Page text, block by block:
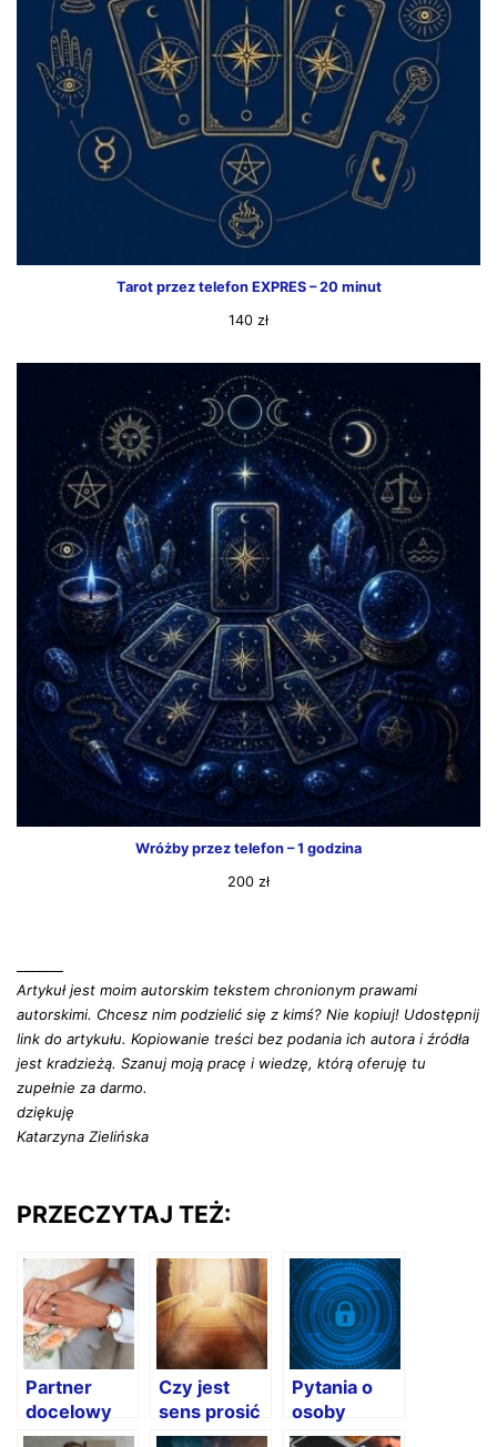
Tarot przez telefon EXPRES – 20 minut
140 zł
Wróżby przez telefon – 1 godzina
200 zł
Artykuł jest moim autorskim tekstem chronionym prawami
autorskimi. Chcesz nim podzielić się z kimś? Nie kopiuj! Udostępnij
link do artykułu. Kopiowanie treści bez podania ich autora i źródła
jest kradzieżą. Szanuj moją pracę i wiedzę, którą oferuję tu
zupełnie za darmo.
dziękuję
Katarzyna Zielińska
PRZECZYTAJ TEŻ:
Partner
docelowy
Czy jest
sens prosić
o wróżby na
Pytania o
osoby
trzecie